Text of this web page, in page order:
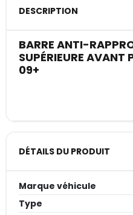
DESCRIPTION
BARRE ANTI-
SUPÉRIEURE
09+
DÉTAILS DU PRODUIT
Marque véhicule
Type